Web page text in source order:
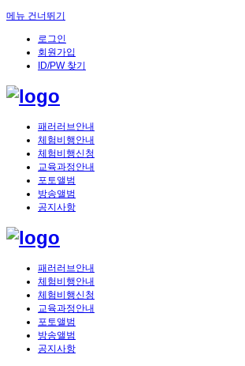
메뉴 건너뛰기
로그인
회원가입
ID/PW 찾기
패러러브안내
체험비행안내
체험비행신청
교육과정안내
포토앨범
방송앨범
공지사항
패러러브안내
체험비행안내
체험비행신청
교육과정안내
포토앨범
방송앨범
공지사항